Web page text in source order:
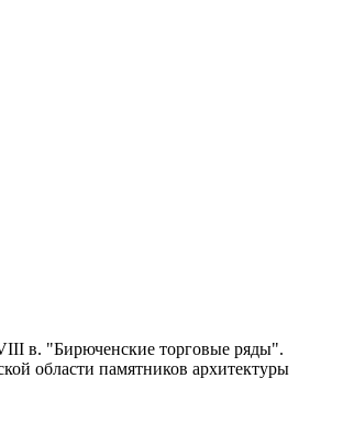
в. "Бирюченские торговые ряды".
области памятников архитектуры